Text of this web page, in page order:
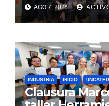
AGO 7, 2026
INDUSTRIA INICIO
Clausura